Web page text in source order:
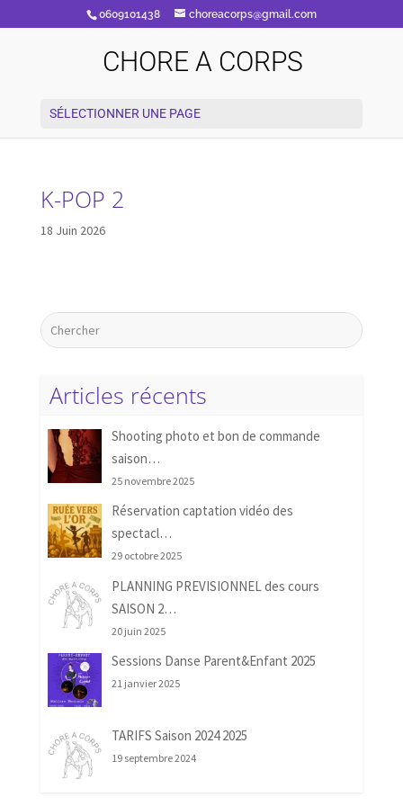
0609101438 choreacorps@gmail.com
CHORE A CORPS
SÉLECTIONNER UNE PAGE
K-POP 2
18 Juin 2026
Articles récents
Shooting photo et bon de commande
saison…
25 novembre 2025
Réservation captation vidéo des
spectacl…
29 octobre 2025
PLANNING PREVISIONNEL des cours
SAISON 2…
20 juin 2025
Sessions Danse Parent&Enfant 2025
21 janvier 2025
TARIFS Saison 2024 2025
19 septembre 2024